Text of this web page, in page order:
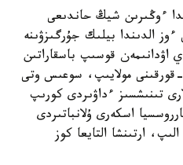
ءوڭىرىن شيڭ حاندىعى
ءوز الدىندا بيلىك جۇرگىزۋىنە
اۋدانىمەن قوسىپ باسقاراتىن
قورقىنى مولايىپ، سوعىس وتى
تىنىشسىز ءداۋىردى كورىپ
شارروسسيا اسكەرى ۇلانباتىردى
ارتىنشا التايعا كوز